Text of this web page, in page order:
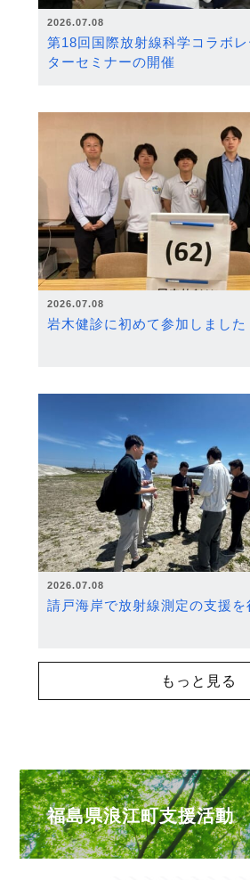
2026.07.08
第18回国際放射線科学コラボ
ターセミナーの開催
2026.07.08
岩木健診に初めて参加しました
2026.07.08
請戸海岸で放射線測定の支援を
もっと見る
福島県浪江町支援活動